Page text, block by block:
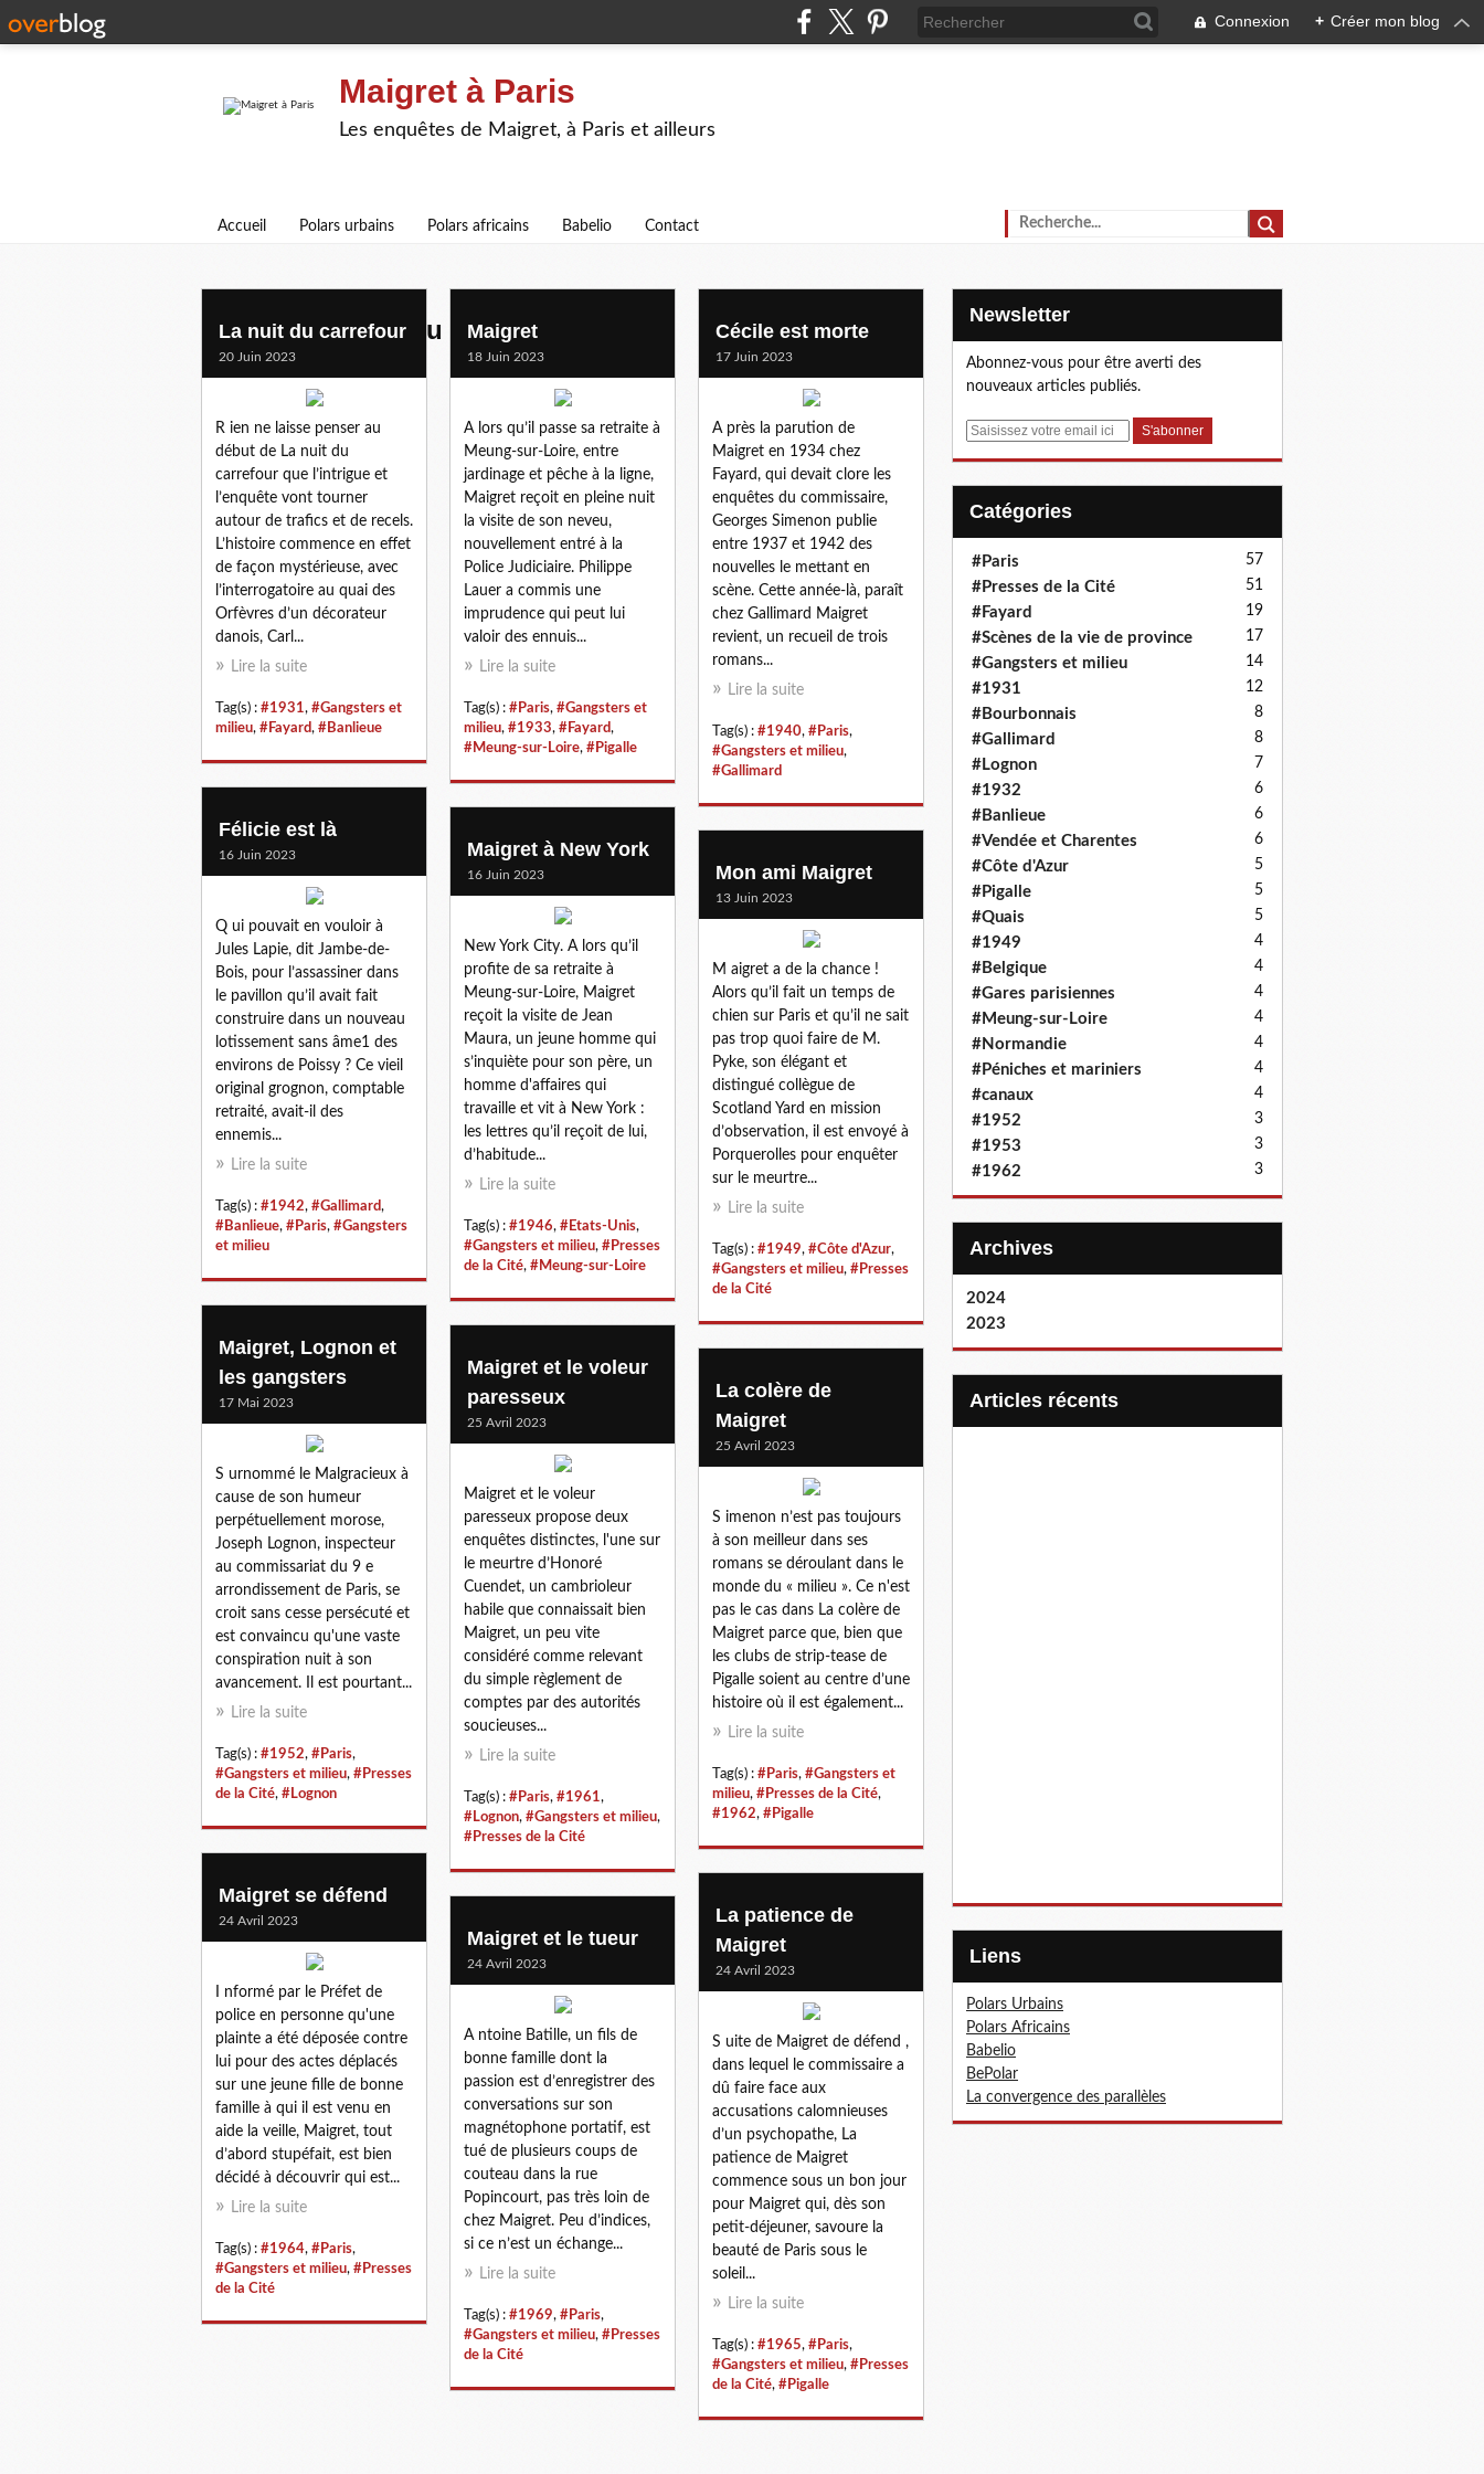
Connexion + Créer mon blog
Maigret à Paris
Les enquêtes de Maigret, à Paris et ailleurs
Accueil Polars urbains Polars africains Babelio Contact
gangsters et milieu
La nuit du carrefour
20 Juin 2023
R ien ne laisse penser au
début de La nuit du
carrefour que l’intrigue et
l’enquête vont tourner
autour de trafics et de recels.
L’histoire commence en effet
de façon mystérieuse, avec
l’interrogatoire au quai des
Orfèvres d’un décorateur
danois, Carl...
Lire la suite
Tag(s) : #1931, #Gangsters et
milieu, #Fayard, #Banlieue
Maigret
18 Juin 2023
A lors qu’il passe sa retraite à
Meung-sur-Loire, entre
jardinage et pêche à la ligne,
Maigret reçoit en pleine nuit
la visite de son neveu,
nouvellement entré à la
Police Judiciaire. Philippe
Lauer a commis une
imprudence qui peut lui
valoir des ennuis...
Lire la suite
Tag(s) : #Paris, #Gangsters et
milieu, #1933, #Fayard,
#Meung-sur-Loire, #Pigalle
Cécile est morte
17 Juin 2023
A près la parution de
Maigret en 1934 chez
Fayard, qui devait clore les
enquêtes du commissaire,
Georges Simenon publie
entre 1937 et 1942 des
nouvelles le mettant en
scène. Cette année-là, paraît
chez Gallimard Maigret
revient, un recueil de trois
romans...
Lire la suite
Tag(s) : #1940, #Paris,
#Gangsters et milieu,
#Gallimard
Félicie est là
16 Juin 2023
Q ui pouvait en vouloir à
Jules Lapie, dit Jambe-de-
Bois, pour l’assassiner dans
le pavillon qu’il avait fait
construire dans un nouveau
lotissement sans âme1 des
environs de Poissy ? Ce vieil
original grognon, comptable
retraité, avait-il des
ennemis...
Lire la suite
Tag(s) : #1942, #Gallimard,
#Banlieue, #Paris, #Gangsters
et milieu
Maigret à New York
16 Juin 2023
New York City. A lors qu’il
profite de sa retraite à
Meung-sur-Loire, Maigret
reçoit la visite de Jean
Maura, un jeune homme qui
s’inquiète pour son père, un
homme d'affaires qui
travaille et vit à New York :
les lettres qu’il reçoit de lui,
d’habitude...
Lire la suite
Tag(s) : #1946, #Etats-Unis,
#Gangsters et milieu, #Presses
de la Cité, #Meung-sur-Loire
Mon ami Maigret
13 Juin 2023
M aigret a de la chance !
Alors qu’il fait un temps de
chien sur Paris et qu’il ne sait
pas trop quoi faire de M.
Pyke, son élégant et
distingué collègue de
Scotland Yard en mission
d’observation, il est envoyé à
Porquerolles pour enquêter
sur le meurtre...
Lire la suite
Tag(s) : #1949, #Côte d'Azur,
#Gangsters et milieu, #Presses
de la Cité
Maigret, Lognon et
les gangsters
17 Mai 2023
S urnommé le Malgracieux à
cause de son humeur
perpétuellement morose,
Joseph Lognon, inspecteur
au commissariat du 9 e
arrondissement de Paris, se
croit sans cesse persécuté et
est convaincu qu'une vaste
conspiration nuit à son
avancement. Il est pourtant...
Lire la suite
Tag(s) : #1952, #Paris,
#Gangsters et milieu, #Presses
de la Cité, #Lognon
Maigret et le voleur
paresseux
25 Avril 2023
Maigret et le voleur
paresseux propose deux
enquêtes distinctes, l'une sur
le meurtre d’Honoré
Cuendet, un cambrioleur
habile que connaissait bien
Maigret, un peu vite
considéré comme relevant
du simple règlement de
comptes par des autorités
soucieuses...
Lire la suite
Tag(s) : #Paris, #1961,
#Lognon, #Gangsters et milieu,
#Presses de la Cité
La colère de
Maigret
25 Avril 2023
S imenon n’est pas toujours
à son meilleur dans ses
romans se déroulant dans le
monde du « milieu ». Ce n'est
pas le cas dans La colère de
Maigret parce que, bien que
les clubs de strip-tease de
Pigalle soient au centre d’une
histoire où il est également...
Lire la suite
Tag(s) : #Paris, #Gangsters et
milieu, #Presses de la Cité,
#1962, #Pigalle
Maigret se défend
24 Avril 2023
I nformé par le Préfet de
police en personne qu'une
plainte a été déposée contre
lui pour des actes déplacés
sur une jeune fille de bonne
famille à qui il est venu en
aide la veille, Maigret, tout
d’abord stupéfait, est bien
décidé à découvrir qui est...
Lire la suite
Tag(s) : #1964, #Paris,
#Gangsters et milieu, #Presses
de la Cité
La patience de
Maigret
24 Avril 2023
S uite de Maigret de défend ,
dans lequel le commissaire a
dû faire face aux
accusations calomnieuses
d’un psychopathe, La
patience de Maigret
commence sous un bon jour
pour Maigret qui, dès son
petit-déjeuner, savoure la
beauté de Paris sous le
soleil...
Lire la suite
Tag(s) : #1965, #Paris,
#Gangsters et milieu, #Presses
de la Cité, #Pigalle
Maigret et le tueur
24 Avril 2023
A ntoine Batille, un fils de
bonne famille dont la
passion est d’enregistrer des
conversations sur son
magnétophone portatif, est
tué de plusieurs coups de
couteau dans la rue
Popincourt, pas très loin de
chez Maigret. Peu d’indices,
si ce n’est un échange...
Lire la suite
Tag(s) : #1969, #Paris,
#Gangsters et milieu, #Presses
de la Cité
Newsletter
Abonnez-vous pour être averti des
nouveaux articles publiés.
E
Catégories
#Paris 57
#Presses de la Cité 51
#Fayard 19
#Scènes de la vie de province 17
#Gangsters et milieu 14
#1931 12
#Bourbonnais 8
#Gallimard 8
#Lognon 7
#1932 6
#Banlieue 6
#Vendée et Charentes 6
#Côte d'Azur 5
#Pigalle 5
#Quais 5
#1949 4
#Belgique 4
#Gares parisiennes 4
#Meung-sur-Loire 4
#Normandie 4
#Péniches et mariniers 4
#canaux 4
#1952 3
#1953 3
#1962 3
Archives
2024
2023
articles récents
Liens
Polars Urbains
Polars Africains
Babelio
BePolar
La convergence des parallèles